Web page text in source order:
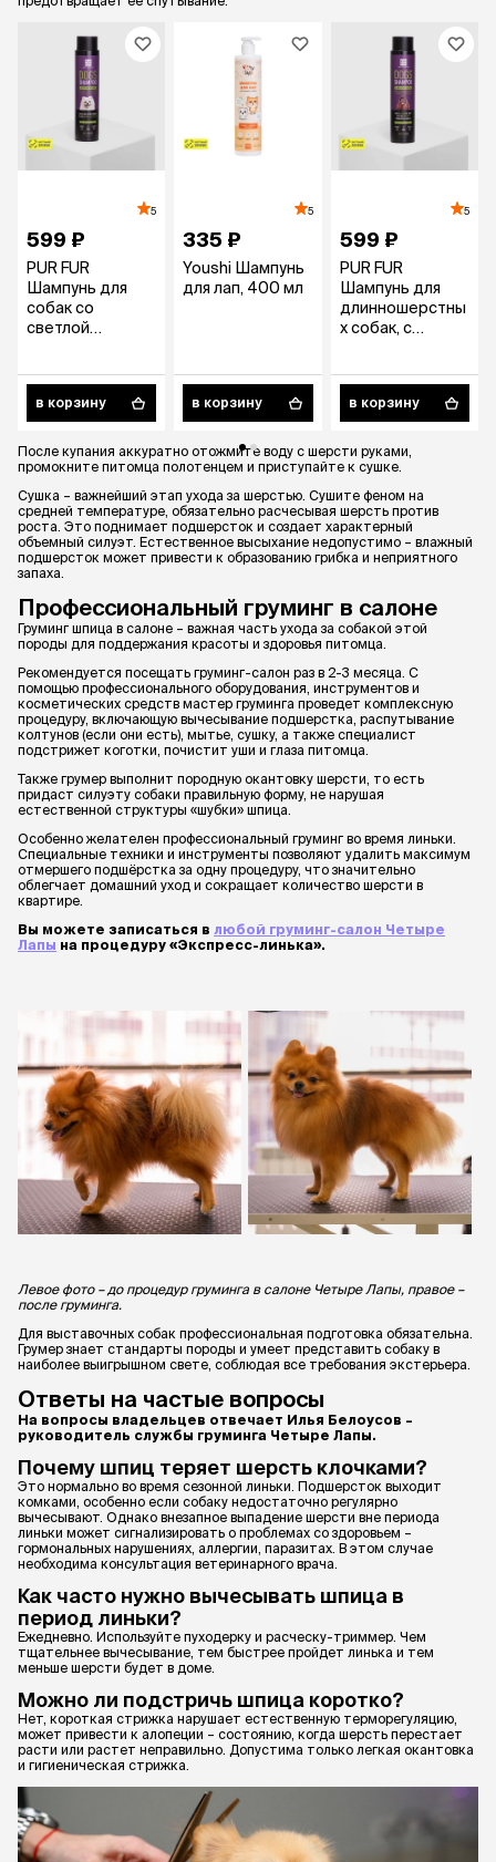
5
599 ₽
PUR FUR
Шампунь для
собак со
светлой
пенообразовани
ем, 400 мл
в корзину
5
335 ₽
Youshi Шампунь
для лап, 400 мл
в корзину
5
599 ₽
PUR FUR
Шампунь для
длинношерстны
х собак, с
ем, 400 мл
в корзину
После купания аккуратно отожмите воду с шерсти руками,
промокните питомца полотенцем и приступайте к сушке.
Сушка – важнейший этап ухода за шерстью. Сушите феном на
средней температуре, обязательно расчесывая шерсть против
роста. Это поднимает подшерсток и создает характерный
объемный силуэт. Естественное высыхание недопустимо – влажный
подшерсток может привести к образованию грибка и неприятного
запаха.
Профессиональный груминг в салоне
Груминг шпица в салоне – важная часть ухода за собакой этой
породы для поддержания красоты и здоровья питомца.
Рекомендуется посещать груминг-салон раз в 2-3 месяца. С
помощью профессионального оборудования, инструментов и
косметических средств мастер груминга проведет комплексную
процедуру, включающую вычесывание подшерстка, распутывание
колтунов (если они есть), мытье, сушку, а также специалист
подстрижет коготки, почистит уши и глаза питомца.
Также грумер выполнит породную окантовку шерсти, то есть
придаст силуэту собаки правильную форму, не нарушая
естественной структуры «шубки» шпица.
Особенно желателен профессиональный груминг во время линьки.
Специальные техники и инструменты позволяют удалить максимум
отмершего подшёрстка за одну процедуру, что значительно
облегчает домашний уход и сокращает количество шерсти в
квартире.
Вы можете записаться в любой груминг-салон Четыре
Лапы на процедуру «Экспресс-линька».
Левое фото – до процедур груминга в салоне Четыре Лапы, правое –
после груминга.
Для выставочных собак профессиональная подготовка обязательна.
Грумер знает стандарты породы и умеет представить собаку в
наиболее выигрышном свете, соблюдая все требования экстерьера.
Ответы на частые вопросы
На вопросы владельцев отвечает Илья Белоусов –
руководитель службы груминга Четыре Лапы.
Почему шпиц теряет шерсть клочками?
Это нормально во время сезонной линьки. Подшерсток выходит
комками, особенно если собаку недостаточно регулярно
вычесывают. Однако внезапное выпадение шерсти вне периода
линьки может сигнализировать о проблемах со здоровьем –
гормональных нарушениях, аллергии, паразитах. В этом случае
необходима консультация ветеринарного врача.
Как часто нужно вычесывать шпица в
период линьки?
Ежедневно. Используйте пуходерку и расческу-триммер. Чем
тщательнее вычесывание, тем быстрее пройдет линька и тем
меньше шерсти будет в доме.
Можно ли подстричь шпица коротко?
Нет, короткая стрижка нарушает естественную терморегуляцию,
может привести к алопеции – состоянию, когда шерсть перестает
расти или растет неправильно. Допустима только легкая окантовка
и гигиеническая стрижка.